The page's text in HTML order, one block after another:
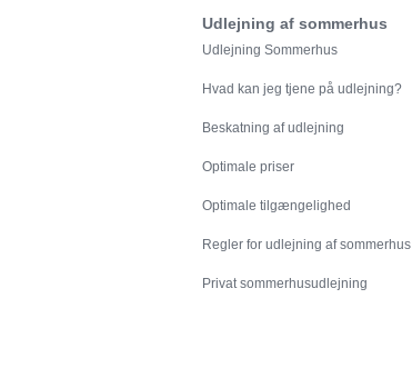
Udlejning af sommerhus
Udlejning Sommerhus
Hvad kan jeg tjene på udlejning?
Beskatning af udlejning
Optimale priser
Optimale tilgængelighed
Regler for udlejning af sommerhus
Privat sommerhusudlejning